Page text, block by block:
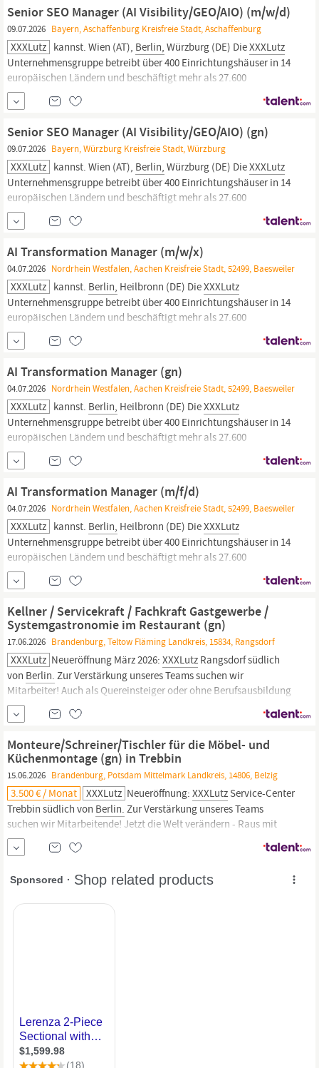
Senior SEO Manager (AI Visibility/GEO/AIO) (m/w/d)
09.07.2026 Bayern, Aschaffenburg Kreisfreie Stadt, Aschaffenburg
XXXLutz kannst. Wien (AT), Berlin, Würzburg (DE) DieXXXLutz
Unternehmensgruppe betreibt über 400 Einrichtungshäuser in 14
europäischen Ländern und beschäftigt mehr als 27.600
Mitarbeiter. In Deutschland tragen über 12.000 Mitarbeiter zum
Erfolg der Gruppe bei, die hierzulande 58
Senior SEO Manager (AI Visibility/GEO/AIO) (gn)
09.07.2026 Bayern, Würzburg Kreisfreie Stadt, Würzburg
XXXLutz kannst. Wien (AT), Berlin, Würzburg (DE) DieXXXLutz
Unternehmensgruppe betreibt über 400 Einrichtungshäuser in 14
europäischen Ländern und beschäftigt mehr als 27.600
Mitarbeiter. In Deutschland tragen über 12.000 Mitarbeiter zum
Erfolg der Gruppe bei, die hierzulande 58
AI Transformation Manager (m/w/x)
04.07.2026 Nordrhein Westfalen, Aachen Kreisfreie Stadt, 52499, Baesweiler
XXXLutz kannst. Berlin, Heilbronn (DE) DieXXXLutz
Unternehmensgruppe betreibt über 400 Einrichtungshäuser in 14
europäischen Ländern und beschäftigt mehr als 27.600
Mitarbeiter. In Deutschland tragen über 12.000 Mitarbeiter zum
Erfolg der Gruppe bei, die hierzulande 58
Mit einem Jahresumsatz von 6,4 Milliarden Euro ist die
Gruppeeiner der drei
AI Transformation Manager (gn)
04.07.2026 Nordrhein Westfalen, Aachen Kreisfreie Stadt, 52499, Baesweiler
XXXLutz kannst. Berlin, Heilbronn (DE) DieXXXLutz
Unternehmensgruppe betreibt über 400 Einrichtungshäuser in 14
europäischen Ländern und beschäftigt mehr als 27.600
Mitarbeiter. In Deutschland tragen über 12.000 Mitarbeiter zum
Erfolg der Gruppe bei, die hierzulande 58
Einrichtungshäuser und 54 mömax Trendmöbelhäuser betreibt.
Mit einem Jahresumsatz von 6,4 Milliarden Euro ist die
Gruppeeiner der drei
AI Transformation Manager (m/f/d)
04.07.2026 Nordrhein Westfalen, Aachen Kreisfreie Stadt, 52499, Baesweiler
XXXLutz kannst. Berlin, Heilbronn (DE) DieXXXLutz
Unternehmensgruppe betreibt über 400 Einrichtungshäuser in 14
europäischen Ländern und beschäftigt mehr als 27.600
Mitarbeiter. In Deutschland tragen über 12.000 Mitarbeiter zum
Erfolg der Gruppe bei, die hierzulande 58
Einrichtungshäuser und 54 mömax Trendmöbelhäuser betreibt.
Mit einem Jahresumsatz von 6,4 Milliarden Euro ist die XXXLutz-
Gruppeeiner der drei
Kellner / Servicekraft / Fachkraft Gastgewerbe /
Systemgastronomie im Restaurant (gn)
17.06.2026 Brandenburg, Teltow Fläming Landkreis, 15834, Rangsdorf
XXXLutz Neueröffnung März 2026: XXXLutz Rangsdorf südlich
von Berlin. Zur Verstärkung unseres Teams suchen wir
Mitarbeiter! Auch als Quereinsteiger oder ohne Berufsausbildung
bzw. Berufsfremder kannst du dich bei uns bewerben! Die
Unternehmensgruppe betreibt über 400 Einrichtungshäuser in 14
europäischen Ländern und...
Monteure/Schreiner/Tischler für die Möbel- und
Küchenmontage (gn) in Trebbin
15.06.2026 Brandenburg, Potsdam Mittelmark Landkreis, 14806, Belzig
3.500 € / Monat XXXLutz Neueröffnung: XXXLutz Service-Center
Trebbin südlich von Berlin. Zur Verstärkung unseres Teams
suchen wir Mitarbeitende! Jetzt die Welt verändern - Raus mit
dem alten Kram, rein ins Leben mit den schönen Dingen: Denn bei
XXXLutz
machen Sie nicht nur das Zuhause unserer Kunden jeden